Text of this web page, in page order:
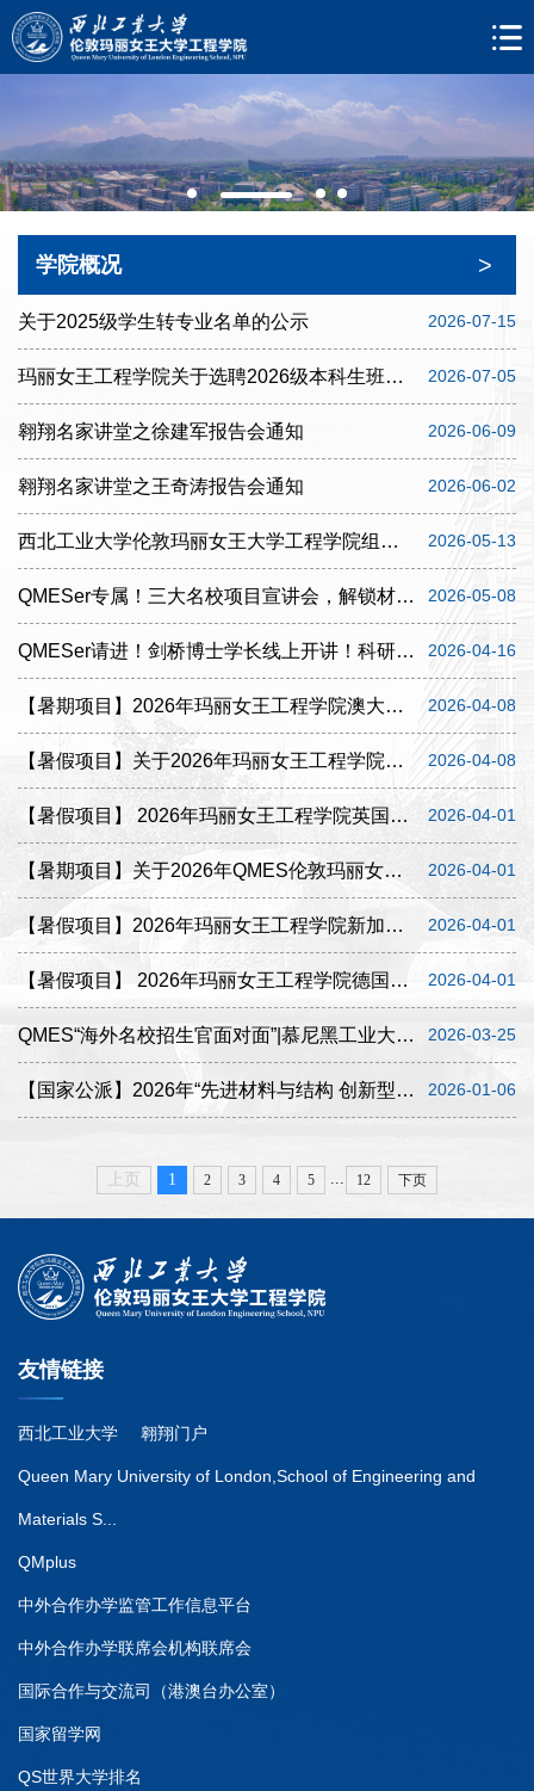
学院概况 >
2026-07-15
关于2025级学生转专业名单的公示
2026-07-05
玛丽女王工程学院关于选聘2026级本科生班主任的通知
2026-06-09
翱翔名家讲堂之徐建军报告会通知
2026-06-02
翱翔名家讲堂之王奇涛报告会通知
2026-05-13
西北工业大学伦敦玛丽女王大学工程学院组织开展2026年大创项目立项答辩评审工作
2026-05-08
QMESer专属！三大名校项目宣讲会，解锁材料类升学新机遇
2026-04-16
QMESer请进！剑桥博士学长线上开讲！科研+硕博申请干货速来领取
2026-04-08
【暑期项目】2026年玛丽女王工程学院澳大利亚新南威尔士大学未来材料科技与创新领袖暑期项目
2026-04-08
【暑假项目】关于2026年玛丽女王工程学院牛津大学领英计划：人工智能与交叉学科项目的报名通知
2026-04-01
【暑假项目】 2026年玛丽女王工程学院英国剑桥大学材料科学与人工智能前沿理论与应用暑期学生短期交...
2026-04-01
【暑期项目】关于2026年QMES伦敦玛丽女王大学暑期学校项目的报名通知
2026-04-01
【暑假项目】2026年玛丽女王工程学院新加坡国立大学新材料科学前沿与工程应用暑期学生短期交流项目...
2026-04-01
【暑假项目】 2026年玛丽女王工程学院德国慕尼黑工业大学新一代智能制造：信息技术、高性能机械与材...
2026-03-25
QMES“海外名校招生官面对面”|慕尼黑工业大学亚洲校区专场
2026-01-06
【国家公派】2026年“先进材料与结构 创新型人才国际合作培养项目” 人员选拔通知（第一批）
上页 1 2 3 4 5 ... 12 下页
友情链接
西北工业大学 翱翔门户
Queen Mary University of London,School of Engineering and
Materials S...
QMplus
中外合作办学监管工作信息平台
中外合作办学联席会机构联席会
国际合作与交流司（港澳台办公室）
国家留学网
QS世界大学排名